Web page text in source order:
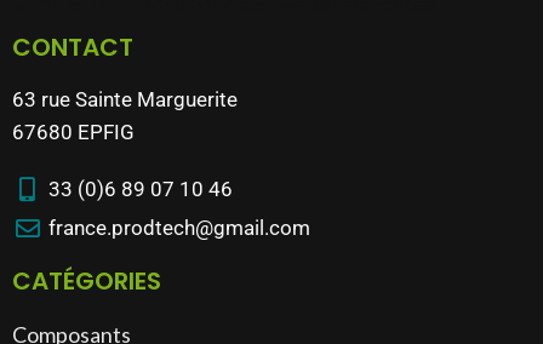
CONTACT
63 rue Sainte Marguerite
67680 EPFIG
33 (0)6 89 07 10 46
france.prodtech@gmail.com
CATÉGORIES
Composants